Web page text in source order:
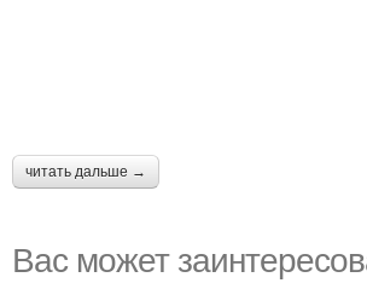
читать дальше →
Вас может